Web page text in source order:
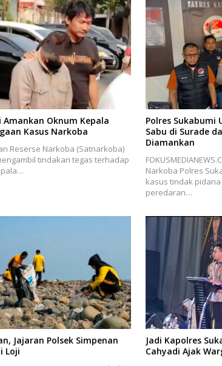
Amankan Oknum Kepala
Kasus Narkoba
Reserse Narkoba (Satnarkoba)
tindakan tegas terhadap
Polres Sukabumi
Sabu di Surade
Diamankan
Narkoba Polres
kasus tindak
peredaran…
Jajaran Polsek Simpenan
Loji
Jadi Kapolres
Cahyadi Ajak